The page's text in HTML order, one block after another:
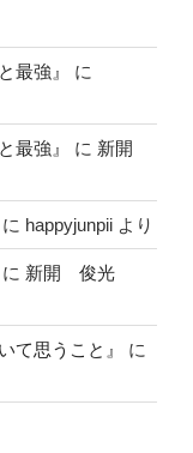
最強』
に
最強』 に 新開
に happyjunpii より
に 新開 俊光
て思うこと』
に